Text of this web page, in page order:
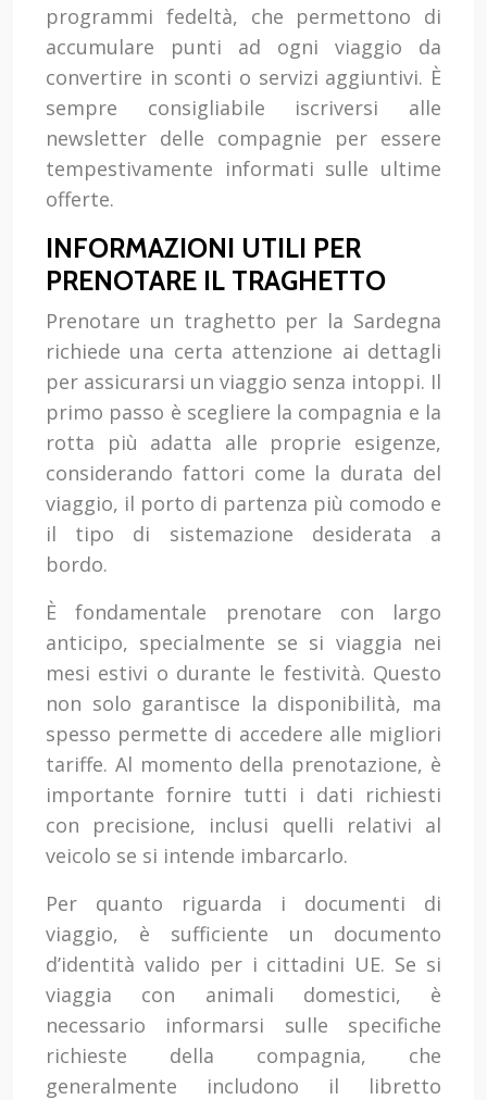
programmi fedeltà, che permettono di
accumulare punti ad ogni viaggio da
convertire in sconti o servizi aggiuntivi. È
sempre consigliabile iscriversi alle
newsletter delle compagnie per essere
tempestivamente informati sulle ultime
offerte.
INFORMAZIONI UTILI PER
PRENOTARE IL TRAGHETTO
Prenotare un traghetto per la Sardegna
richiede una certa attenzione ai dettagli
per assicurarsi un viaggio senza intoppi. Il
primo passo è scegliere la compagnia e la
rotta più adatta alle proprie esigenze,
considerando fattori come la durata del
viaggio, il porto di partenza più comodo e
il tipo di sistemazione desiderata a
bordo.
È fondamentale prenotare con largo
anticipo, specialmente se si viaggia nei
mesi estivi o durante le festività. Questo
non solo garantisce la disponibilità, ma
spesso permette di accedere alle migliori
tariffe. Al momento della prenotazione, è
importante fornire tutti i dati richiesti
con precisione, inclusi quelli relativi al
veicolo se si intende imbarcarlo.
Per quanto riguarda i documenti di
viaggio, è sufficiente un documento
d’identità valido per i cittadini UE. Se si
viaggia con animali domestici, è
necessario informarsi sulle specifiche
richieste della compagnia, che
generalmente includono il libretto